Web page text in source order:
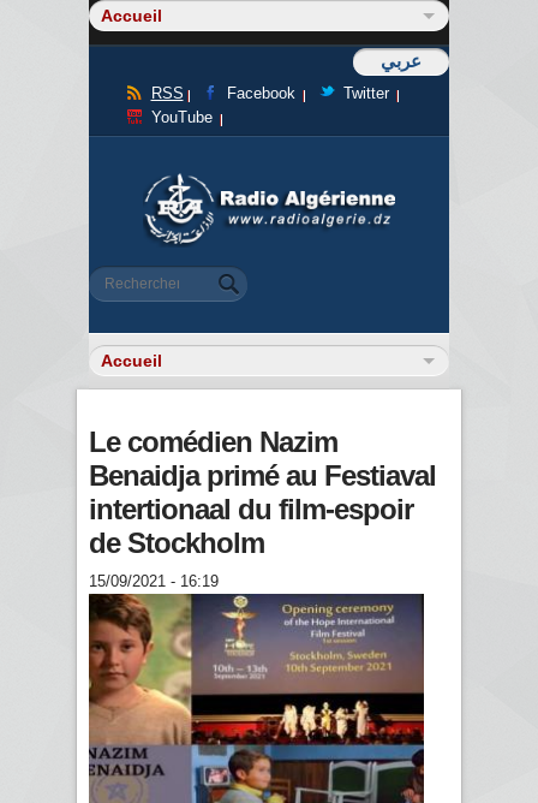
عربي
RSS Facebook
Twitter
YouTube
Formulaire de recherche
Rechercher
Le comédien Nazim
Benaidja primé au Festiaval
intertionaal du film-espoir
de Stockholm
15/09/2021 - 16:19